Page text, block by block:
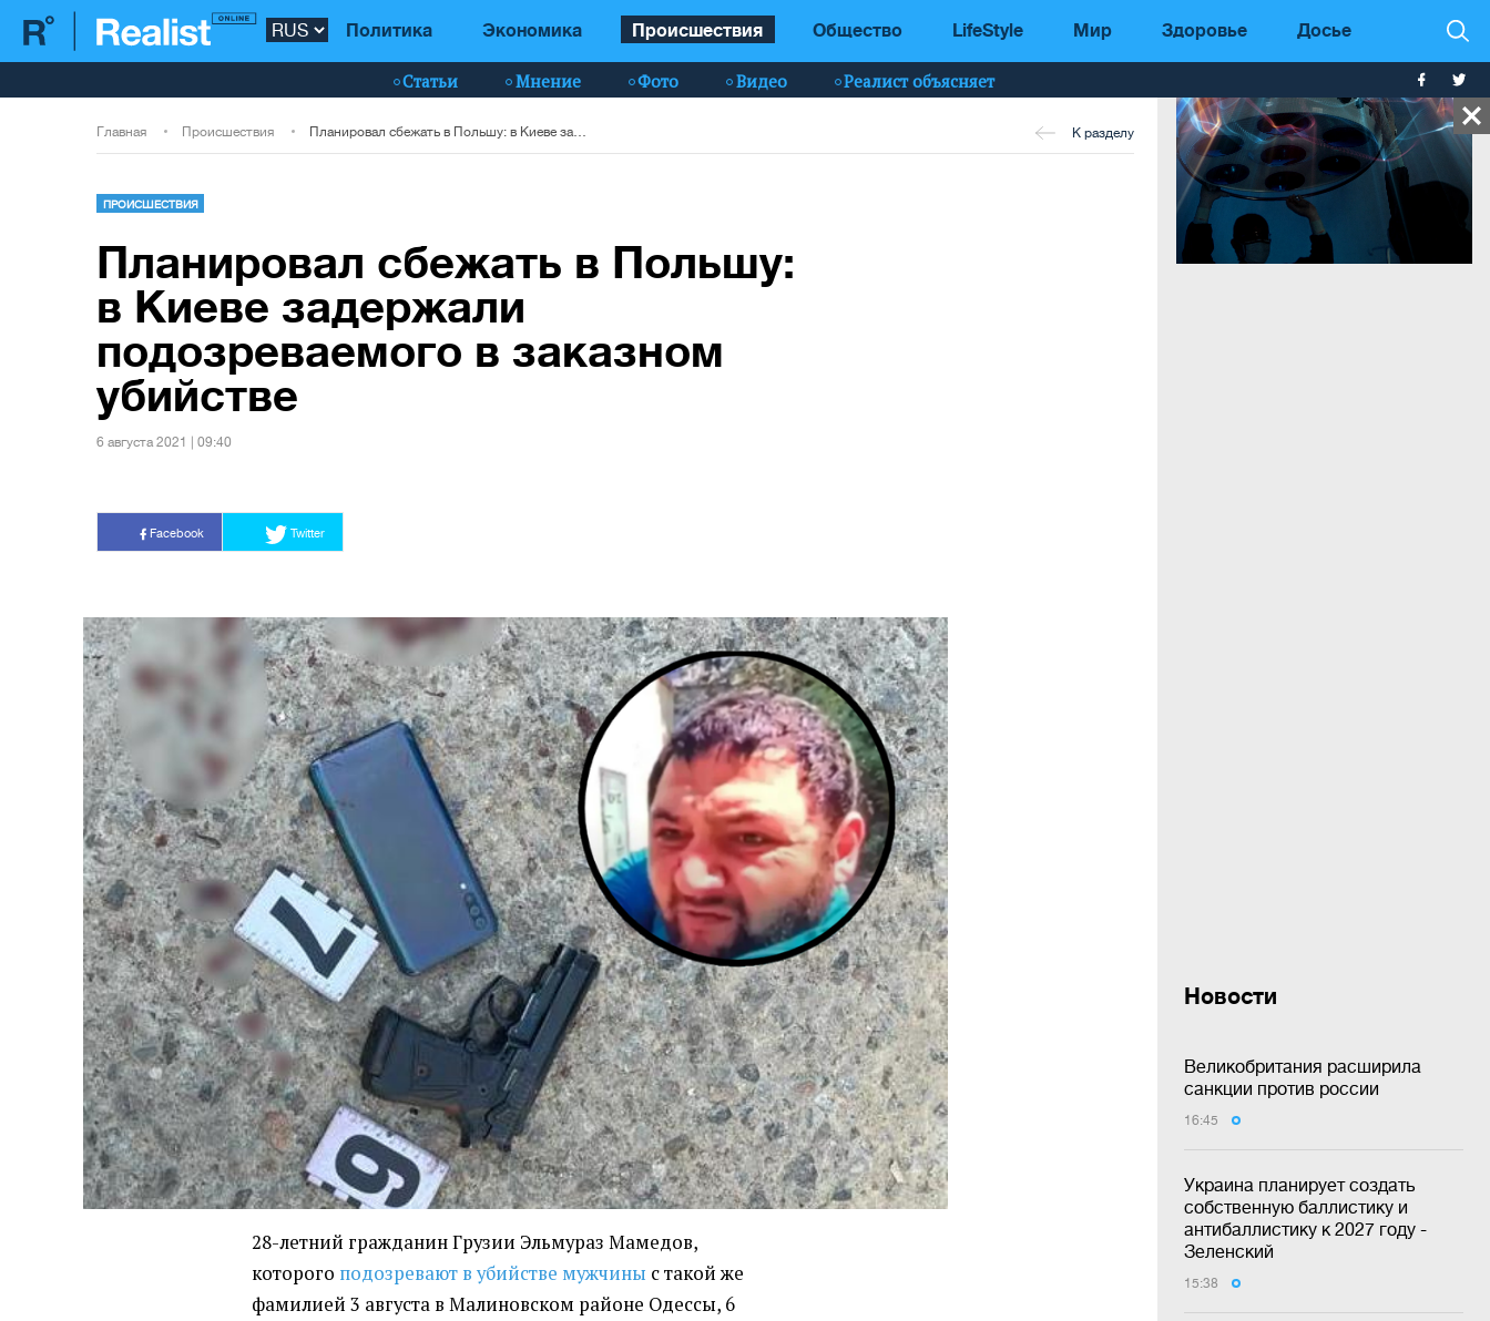
Политика Экономика Происшествия Общество LifeStyle Мир Здоровье Досье
Статьи Мнение Фото Видео Реалист объясняет
Новости
Великобритания расширила
санкции против россии
16:45
Украина планирует создать
собственную баллистику и
антибаллистику к 2027 году -
Зеленский
15:38
Главная Происшествия К разделу
ПРОИСШЕСТВИЯ
Планировал сбежать в Польшу:
в Киеве задержали
подозреваемого в заказном
убийстве
6 августа 2021 | 09:40
Facebook Twitter
28-летний гражданин Грузии Эльмураз Мамедов,
которого подозревают в убийстве мужчины с такой же
фамилией 3 августа в Малиновском районе Одессы, 6